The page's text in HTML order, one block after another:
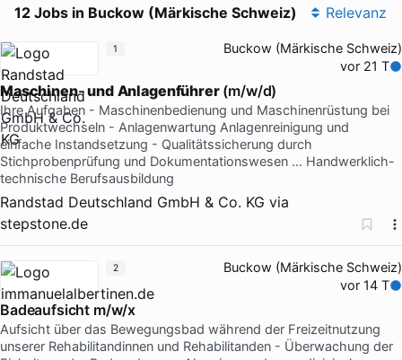
12 Jobs in Buckow (Märkische Schweiz) Relevanz
Buckow (Märkische Schweiz)
vor 21 T
Maschinen-und Anlagenführer(m/w/d)
Ihre Aufgaben - Maschinenbedienung und Maschinenrüstung bei
Produktwechseln - Anlagenwartung Anlagenreinigung und
einfache Instandsetzung - Qualitätssicherung durch
Stichprobenprüfung und Dokumentationswesen … Handwerklich-
technische Berufsausbildung
Randstad Deutschland GmbH & Co. KG via
stepstone.de
1
Buckow (Märkische Schweiz)
vor 14 T
Badeaufsicht m/w/x
Aufsicht über das Bewegungsbad während der Freizeitnutzung
unserer Rehabilitandinnen und Rehabilitanden - Überwachung der
2